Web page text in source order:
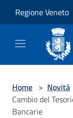
Regione Veneto
Home > Novità
Cambio del
Bancarie